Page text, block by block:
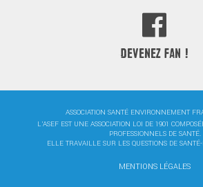
DEVENEZ FAN !
ASSOCIATION SANTÉ ENVIRONNEMENT
L'ASEF EST UNE ASSOCIATION LOI DE 1901
PROFESSIONNELS DE SANTÉ.
ELLE TRAVAILLE SUR LES QUESTIONS DE
MENTIONS LÉGALES